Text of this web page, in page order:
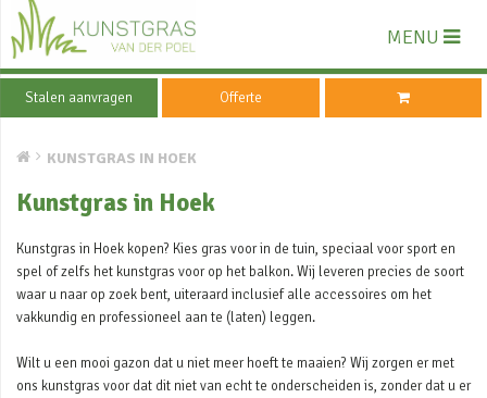
MENU
Stalen aanvragen Offerte
KUNSTGRAS IN HOEK
Kunstgras in Hoek
Kunstgras in Hoek kopen? Kies gras voor in de tuin, speciaal voor sport en
spel of zelfs het kunstgras voor op het balkon. Wij leveren precies de soort
waar u naar op zoek bent, uiteraard inclusief alle accessoires om het
vakkundig en professioneel aan te (laten) leggen.
Wilt u een mooi gazon dat u niet meer hoeft te maaien? Wij zorgen er met
ons kunstgras voor dat dit niet van echt te onderscheiden is, zonder dat u er